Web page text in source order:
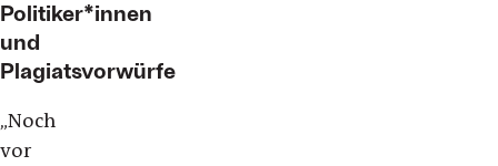
Politiker*innen
und
Plagiatsvorwürfe
„Noch
vor